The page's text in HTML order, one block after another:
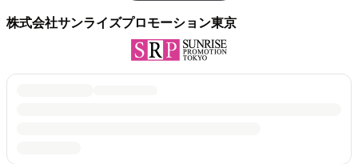
株式会社サンライズプロモーション東京